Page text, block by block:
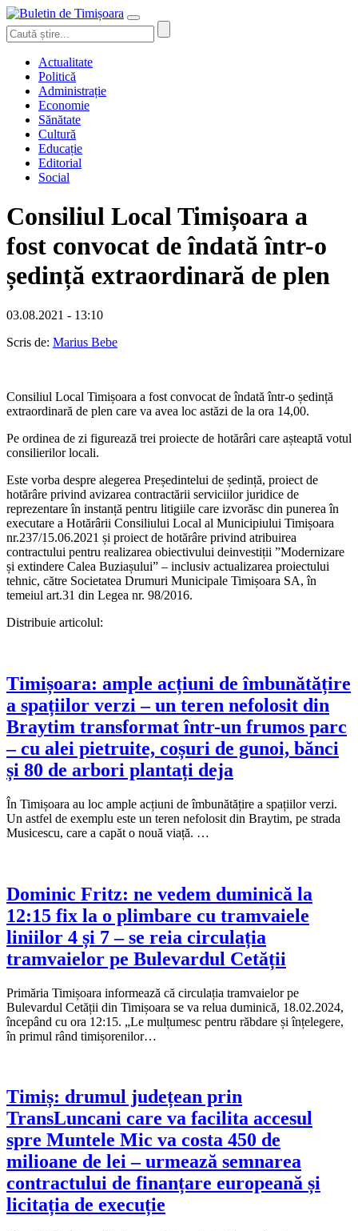
Actualitate
Politică
Administrație
Economie
Sănătate
Cultură
Educație
Editorial
Social
Consiliul Local Timișoara a
fost convocat de îndată într-o
ședință extraordinară de plen
03.08.2021 - 13:10
Scris de: Marius Bebe
Consiliul Local Timișoara a fost convocat de îndată într-o ședință
extraordinară de plen care va avea loc astăzi de la ora 14,00.
Pe ordinea de zi figurează trei proiecte de hotărâri care așteaptă votul
consilierilor locali.
Este vorba despre alegerea Președintelui de ședință, proiect de
hotărâre privind avizarea contractării serviciilor juridice de
reprezentare în instanță pentru litigiile care izvorăsc din punerea în
executare a Hotărârii Consiliului Local al Municipiului Timișoara
nr.237/15.06.2021 și proiect de hotărâre privind atribuirea
contractului pentru realizarea obiectivului deinvestiții ”Modernizare
și extindere Calea Buziașului” – inclusiv actualizarea proiectului
tehnic, către Societatea Drumuri Municipale Timișoara SA, în
temeiul art.31 din Legea nr. 98/2016.
Distribuie articolul:
Timișoara: ample acțiuni de îmbunătățire
a spațiilor verzi – un teren nefolosit din
Braytim transformat într-un frumos parc
– cu alei pietruite, coșuri de gunoi, bănci
și 80 de arbori plantați deja
În Timișoara au loc ample acțiuni de îmbunătățire a spațiilor verzi.
Un astfel de exemplu este un teren nefolosit din Braytim, pe strada
Musicescu, care a capăt o nouă viață. …
Dominic Fritz: ne vedem duminică la
12:15 fix la o plimbare cu tramvaiele
liniilor 4 și 7 – se reia circulația
tramvaielor pe Bulevardul Cetății
Primăria Timișoara informează că circulația tramvaielor pe
Bulevardul Cetății din Timișoara se va relua duminică, 18.02.2024,
începând cu ora 12:15. „Le mulțumesc pentru răbdare și înțelegere,
în primul rând timișorenilor…
Timiș: drumul județean prin
TransLuncani care va facilita accesul
spre Muntele Mic va costa 450 de
milioane de lei – urmează semnarea
contractului de finanțare europeană și
licitația de execuție